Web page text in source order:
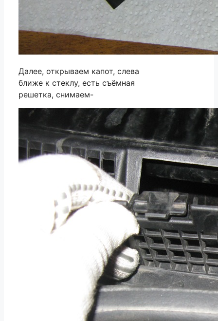
Далее, открываем капот, слева
ближе к стеклу, есть съёмная
решетка, снимаем-